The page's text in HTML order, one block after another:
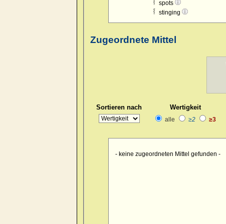
spots
stinging
Zugeordnete Mittel
Sortieren nach Wertigkeit
alle ≥2 ≥3
- keine zugeordneten Mittel gefunden -